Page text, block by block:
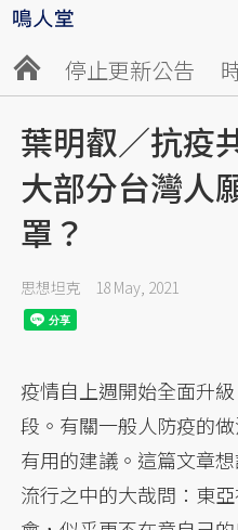
停止更新公告
葉明叡／抗疫
大部分台灣人
罩？
思想坦克 18 May, 2021
疫情自上週開始全面升
段。有關一般人防疫的
有用的建議。這篇文章
流行之中的大哉問：東